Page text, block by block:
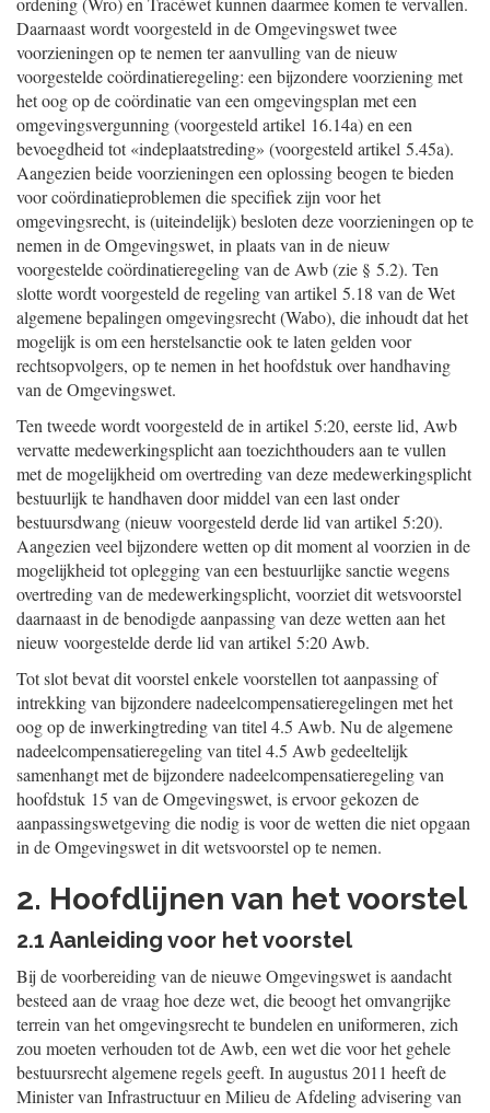
Daarnaast wordt voorgesteld in de Omgevingswet twee
voorzieningen op te nemen ter aanvulling van de nieuw
voorgestelde coördinatieregeling: een bijzondere voorziening met
het oog op de coördinatie van een omgevingsplan met een
omgevingsvergunning (voorgesteld artikel 16.14a) en een
bevoegdheid tot «indeplaatstreding» (voorgesteld artikel 5.45a).
Aangezien beide voorzieningen een oplossing beogen te bieden
voor coördinatieproblemen die specifiek zijn voor het
omgevingsrecht, is (uiteindelijk) besloten deze voorzieningen op te
nemen in de Omgevingswet, in plaats van in de nieuw
voorgestelde coördinatieregeling van de Awb (zie § 5.2). Ten
slotte wordt voorgesteld de regeling van artikel 5.18 van de Wet
algemene bepalingen omgevingsrecht (Wabo), die inhoudt dat het
mogelijk is om een herstelsanctie ook te laten gelden voor
rechtsopvolgers, op te nemen in het hoofdstuk over handhaving
van de Omgevingswet.
Ten tweede wordt voorgesteld de in artikel 5:20, eerste lid, Awb
vervatte medewerkingsplicht aan toezichthouders aan te vullen
met de mogelijkheid om overtreding van deze medewerkingsplicht
bestuurlijk te handhaven door middel van een last onder
bestuursdwang (nieuw voorgesteld derde lid van artikel 5:20).
Aangezien veel bijzondere wetten op dit moment al voorzien in de
mogelijkheid tot oplegging van een bestuurlijke sanctie wegens
overtreding van de medewerkingsplicht, voorziet dit wetsvoorstel
daarnaast in de benodigde aanpassing van deze wetten aan het
nieuw voorgestelde derde lid van artikel 5:20 Awb.
Tot slot bevat dit voorstel enkele voorstellen tot aanpassing of
intrekking van bijzondere nadeelcompensatieregelingen met het
oog op de inwerkingtreding van titel 4.5 Awb. Nu de algemene
nadeelcompensatieregeling van titel 4.5 Awb gedeeltelijk
samenhangt met de bijzondere nadeelcompensatieregeling van
hoofdstuk 15 van de Omgevingswet, is ervoor gekozen de
aanpassingswetgeving die nodig is voor de wetten die niet opgaan
in de Omgevingswet in dit wetsvoorstel op te nemen.
2. Hoofdlijnen van het voorstel
2.1 Aanleiding voor het voorstel
Bij de voorbereiding van de nieuwe Omgevingswet is aandacht
besteed aan de vraag hoe deze wet, die beoogt het omvangrijke
terrein van het omgevingsrecht te bundelen en uniformeren, zich
zou moeten verhouden tot de Awb, een wet die voor het gehele
bestuursrecht algemene regels geeft. In augustus 2011 heeft de
Minister van Infrastructuur en Milieu de Afdeling advisering van